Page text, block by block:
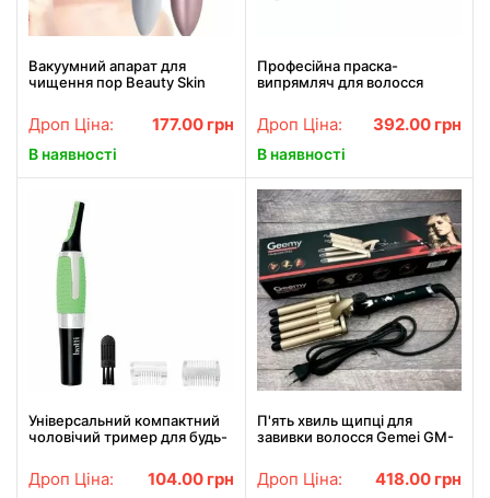
Вакуумний апарат для
чищення пор Beauty Skin
Найкраща ціна!
Дроп Ціна: 177.00 грн
В наявності
Професійна праска-
випрямляч для волосся
Дроп Ціна: 392.00 грн
В наявності
Універсальний компактний
чоловічий тример для будь-
Найкраща ціна!
Дроп Ціна: 104.00 грн
П'ять хвиль щипці для
завивки волосся Gemei GM-
волосся АКЦІЯ
Дроп Ціна: 418.00 грн